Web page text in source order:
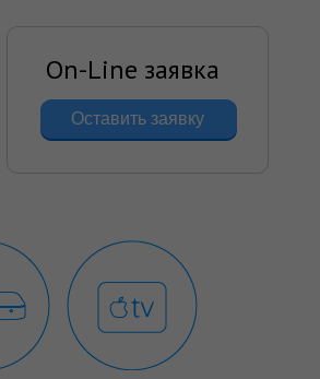
On-Line заявка
Оставить заявку